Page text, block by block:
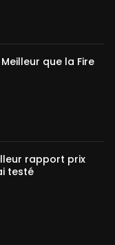
que la Fire
rapport prix
testé